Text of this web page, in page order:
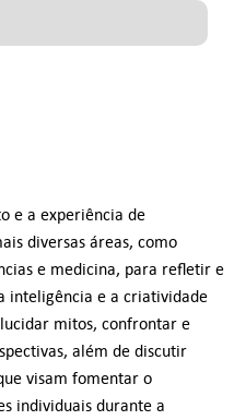
e a experiência de
diversas áreas, como
e medicina, para refletir e
inteligência e a criatividade
mitos, confrontar e
além de discutir
visam fomentar o
individuais durante a